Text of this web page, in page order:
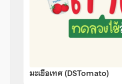
มะเขือเทศ (DSTomato)